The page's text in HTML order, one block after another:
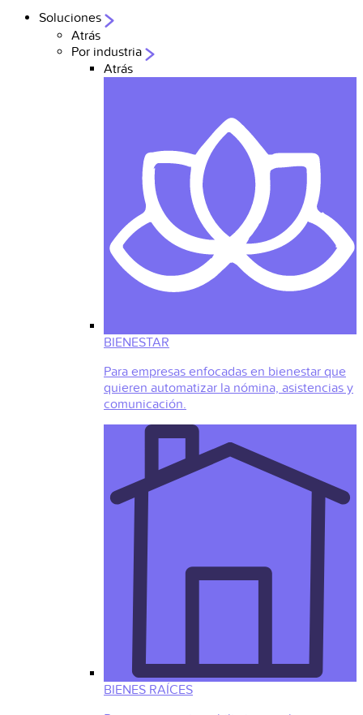
Soluciones
Atrás
Por industria
Atrás
BIENESTAR
Para empresas enfocadas en bienestar que
quieren automatizar la nómina, asistencias y
comunicación.
BIENES RAÍCES